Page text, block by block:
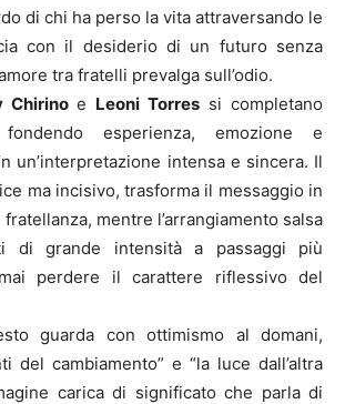
di chi ha perso la vita attraversando le
con il desiderio di un futuro senza
tra fratelli prevalga sull’odio.
Chirinoe Leoni Torres si completano
fondendo esperienza, emozione e
un’interpretazione intensa e sincera. Il
ma incisivo, trasforma il messaggio in
mentre l’arrangiamento salsa
di grande intensità a passaggi più
perdere il carattere riflessivo del
guarda con ottimismo al domani,
del cambiamento” e “la luce dall’altra
carica di significato che parla di